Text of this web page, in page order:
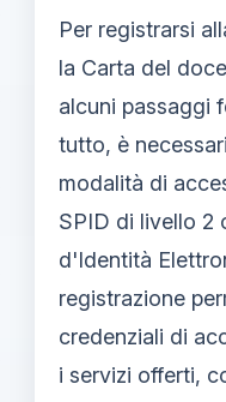
Per registrarsi
la Carta del
alcuni passaggi
tutto, è
modalità di
SPID di livello 2
d'Identità
registrazione
credenziali di
i servizi offerti,